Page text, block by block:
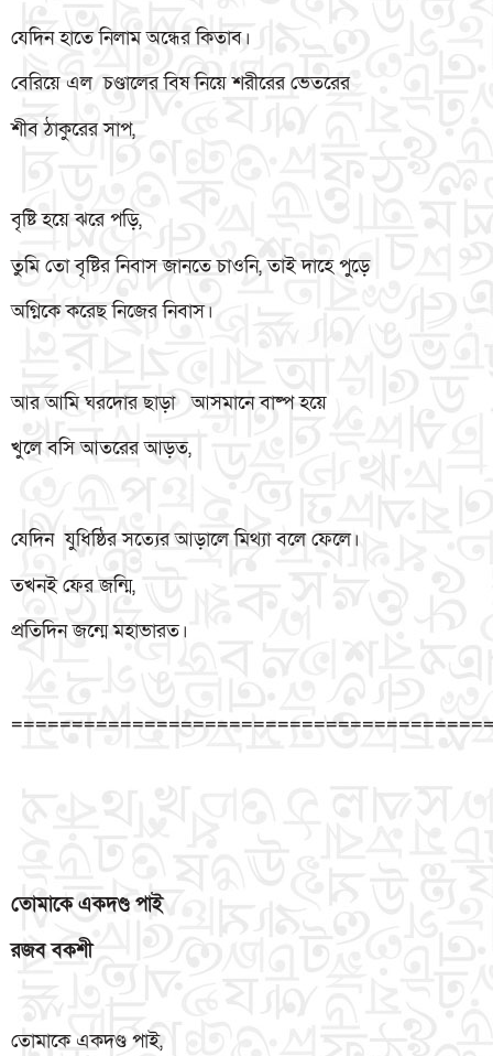
যেদিন হাতে নিলাম অন্ধের কিতাব।
বেরিয়ে এল চণ্ডালের বিষ নিয়ে শরীরের ভেতরের
শীব ঠাকুরের সাপ,
বৃষ্টি হয়ে ঝরে পড়ি,
তুমি তো বৃষ্টির নিবাস জানতে চাওনি, তাই দাহে পুড়ে
অগ্নিকে করেছ নিজের নিবাস।
আর আমি ঘরদোর ছাড়া আসমানে বাষ্প হয়ে
খুলে বসি আতরের আড়ত,
যেদিন যুধিষ্ঠির সত্যের আড়ালে মিথ্যা বলে ফেলে।
তখনই ফের জন্মি,
প্রতিদিন জন্মে মহাভারত।
তোমাকে একদণ্ড পাই
রজব বকশী
তোমাকে একদণ্ড পাই,